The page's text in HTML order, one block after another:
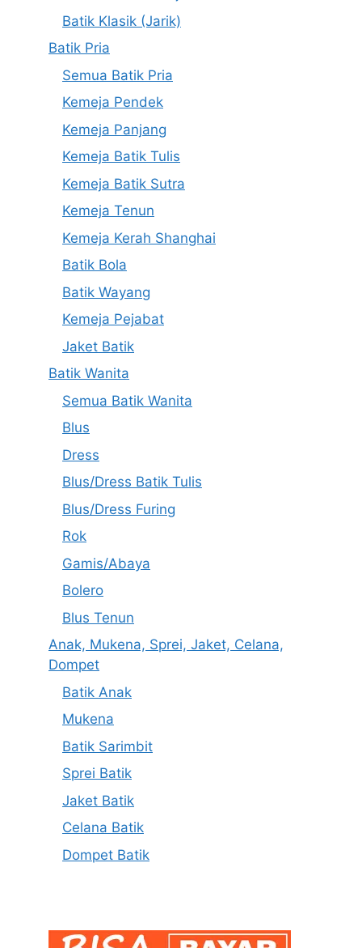
Batik Klasik (Jarik)
Batik Pria
Semua Batik Pria
Kemeja Pendek
Kemeja Panjang
Kemeja Batik Tulis
Kemeja Batik Sutra
Kemeja Tenun
Kemeja Kerah Shanghai
Batik Bola
Batik Wayang
Kemeja Pejabat
Jaket Batik
Batik Wanita
Semua Batik Wanita
Blus
Dress
Blus/Dress Batik Tulis
Blus/Dress Furing
Rok
Gamis/Abaya
Bolero
Blus Tenun
Anak, Mukena, Sprei, Jaket, Celana,
Dompet
Batik Anak
Mukena
Batik Sarimbit
Sprei Batik
Jaket Batik
Celana Batik
Dompet Batik